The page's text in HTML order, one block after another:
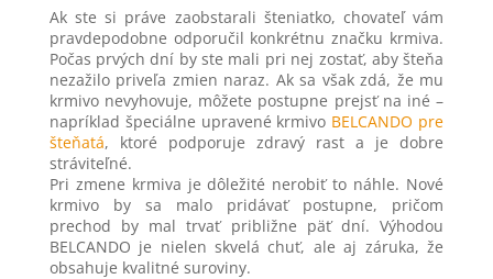
Ak ste si práve zaobstarali šteniatko, chovateľ vám
pravdepodobne odporučil konkrétnu značku krmiva.
Počas prvých dní by ste mali pri nej zostať, aby šteňa
nezažilo priveľa zmien naraz. Ak sa však zdá, že mu
krmivo nevyhovuje, môžete postupne prejsť na iné –
napríklad špeciálne upravené krmivo BELCANDO pre
šteňatá, ktoré podporuje zdravý rast a je dobre
stráviteľné.
Pri zmene krmiva je dôležité nerobiť to náhle. Nové
krmivo by sa malo pridávať postupne, pričom
prechod by mal trvať približne päť dní. Výhodou
BELCANDO je nielen skvelá chuť, ale aj záruka, že
obsahuje kvalitné suroviny.